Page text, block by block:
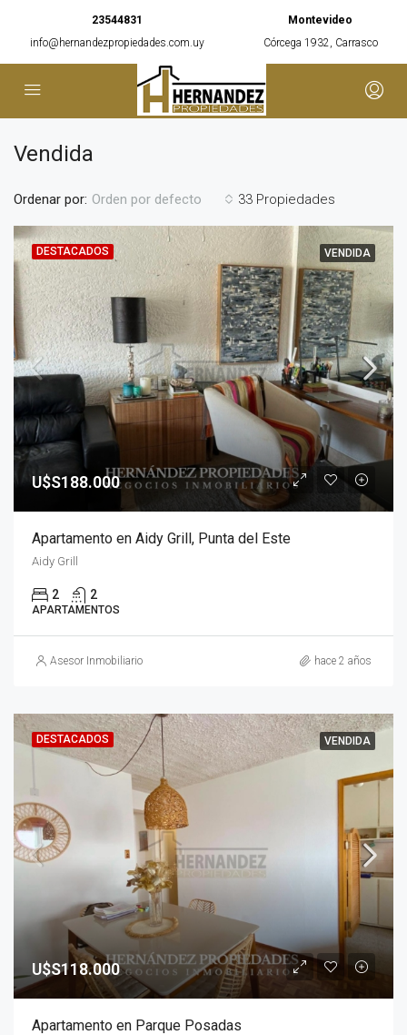
23544831
info@hernandezpropiedades.com.uy
Montevideo
Córcega 1932, Carrasco
Vendida
33 Propiedades
Ordenar por: Orden por defecto
DESTACADOS VENDIDA
U$S188.000
Apartamento en Aidy Grill, Punta del Este
Aidy Grill
2 2
APARTAMENTOS
Asesor Inmobiliario hace 2 años
DESTACADOS VENDIDA
U$S118.000
Apartamento en Parque Posadas